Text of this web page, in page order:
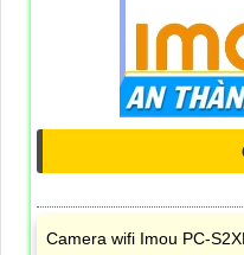
Camera wifi Imou PC-